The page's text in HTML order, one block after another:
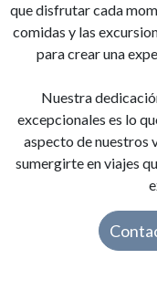
que disfrutar cada
comidas y las
para crear una
Nuestra
excepcionales es lo
aspecto de nuestros
sumergirte en viajes